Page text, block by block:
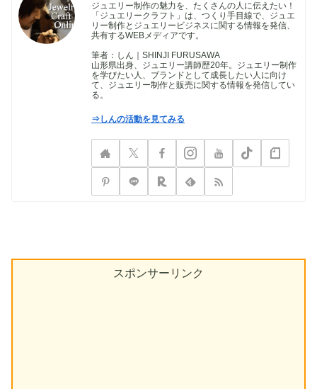
ジュエリー制作の魅力を、たくさんの人に伝えたい！
「ジュエリークラフト」は、つくり手目線で、ジュエ
リー制作とジュエリービジネスに関する情報を発信、
共有するWEBメディアです。
筆者：しん｜SHINJI FURUSAWA
山形県出身、ジュエリー講師歴20年。ジュエリー制作
を学びたい人、ブランドとして成長したい人に向け
て、ジュエリー制作と販売に関する情報を発信してい
る。
⇒しんの活動を見てみる
スポンサーリンク